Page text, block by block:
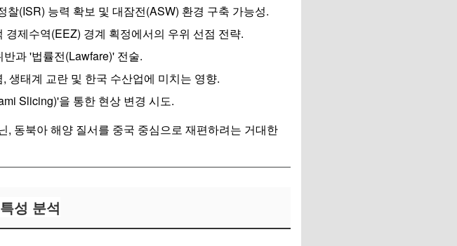
(ISR) 능력 확보 및 대잠전(ASW) 환경 구축 가능성.
제수역(EEZ) 경계 획정에서의 우위 선점 전략.
과 '법률전(Lawfare)' 전술.
생태계 교란 및 한국 수산업에 미치는 영향.
Slicing)'을 통한 현상 변경 시도.
동북아 해양 질서를 중국 중심으로 재편하려는 거대한
성 분석